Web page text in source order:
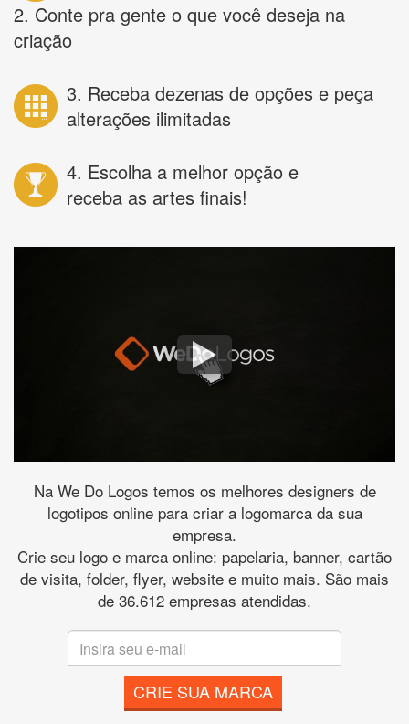
2. Conte pra gente o que você deseja na
criação
3. Receba dezenas de opções e peça
alterações ilimitadas
4. Escolha a melhor opção e
receba as artes finais!
Na We Do Logos temos os melhores designers de
logotipos online para criar a logomarca da sua
empresa.
Crie seu logo e marca online: papelaria, banner, cartão
de visita, folder, flyer, website e muito mais. São mais
de 36.612 empresas atendidas.
CRIE SUA MARCA